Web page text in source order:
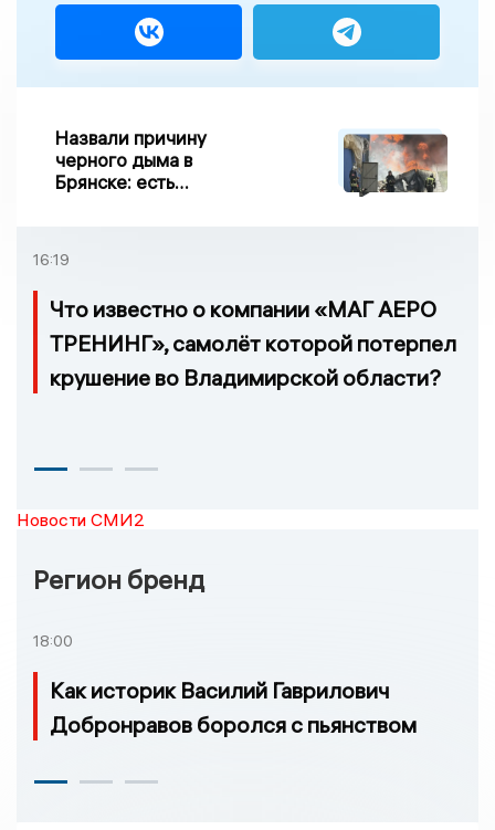
Назвали причину
черного дыма в
Брянске: есть
16:19
Что известно о компании «МАГ АЕРО
ТРЕНИНГ», самолёт которой потерпел
крушение во Владимирской области?
Новости СМИ2
Регион бренд
18:00
Как историк Василий Гаврилович
Добронравов боролся с пьянством